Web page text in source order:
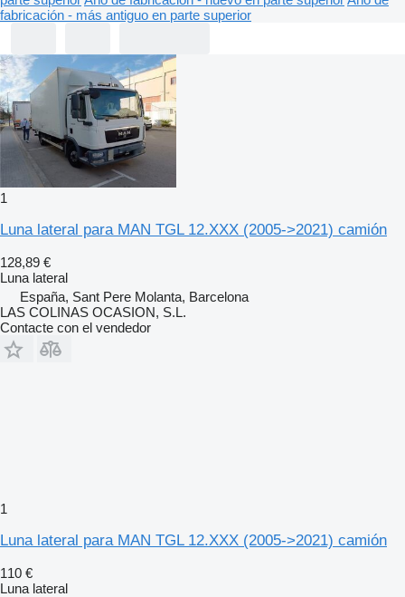
fabricación - más antiguo en parte superior
1
Luna lateral para MAN TGL 12.XXX (2005->2021) camión
128,89 €
Luna lateral
España, Sant Pere Molanta, Barcelona
LAS COLINAS OCASION, S.L.
Contacte con el vendedor
1
Luna lateral para MAN TGL 12.XXX (2005->2021) camión
110 €
Luna lateral